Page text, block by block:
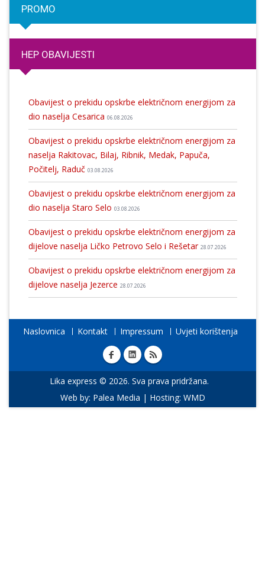
PROMO
HEP OBAVIJESTI
Obavijest o prekidu opskrbe električnom energijom za
dio naselja Cesarica 06.08.2026
Obavijest o prekidu opskrbe električnom energijom za
naselja Rakitovac, Bilaj, Ribnik, Medak, Papuča,
Počitelj, Raduč 03.08.2026
Obavijest o prekidu opskrbe električnom energijom za
dio naselja Staro Selo 03.08.2026
Obavijest o prekidu opskrbe električnom energijom za
dijelove naselja Ličko Petrovo Selo i Rešetar 28.07.2026
Obavijest o prekidu opskrbe električnom energijom za
dijelove naselja Jezerce 28.07.2026
Naslovnica Kontakt Impressum Uvjeti korištenja
Lika express © 2026. Sva prava pridržana.
Web by: Palea Media | Hosting: WMD